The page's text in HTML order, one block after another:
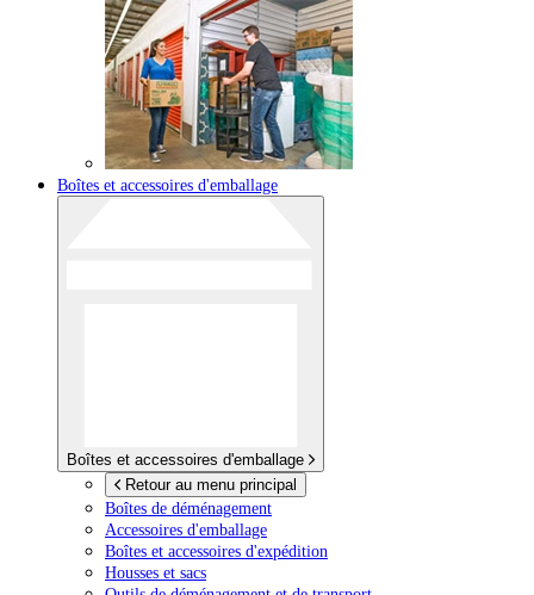
Boîtes et accessoires d'emballage
Boîtes et accessoires d'emballage
Retour au menu principal
Boîtes de déménagement
Accessoires d'emballage
Boîtes et accessoires d'expédition
Housses et sacs